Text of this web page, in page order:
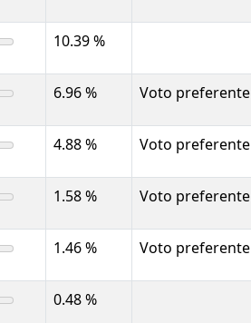
10.39 %
6.96 % Voto preferente
4.88 % Voto preferente
1.58 % Voto preferente
1.46 % Voto preferente
0.48 %